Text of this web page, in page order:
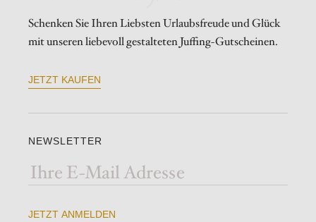
Schenken Sie Ihren Liebsten Urlaubsfreude und Glück
mit unseren liebevoll gestalteten Juffing-Gutscheinen.
JETZT KAUFEN
NEWSLETTER
JETZT ANMELDEN